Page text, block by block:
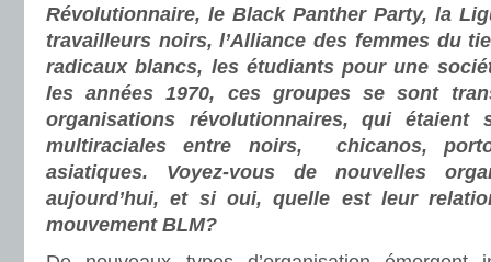
Révolutionnaire, le Black Panther Party, la
travailleurs noirs, l’Alliance des femmes du
radicaux blancs, les étudiants pour une
les années 1970, ces groupes se sont
organisations révolutionnaires, qui étaient
multiraciales entre noirs, chicanos,
asiatiques. Voyez-vous de nouvelles
aujourd’hui, et si oui, quelle est leur
mouvement BLM?